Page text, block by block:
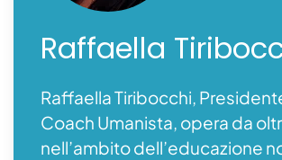
Raffaella
Raffaella Tiribocchi,
Coach Umanista, opera da
nell’ambito dell’educazione